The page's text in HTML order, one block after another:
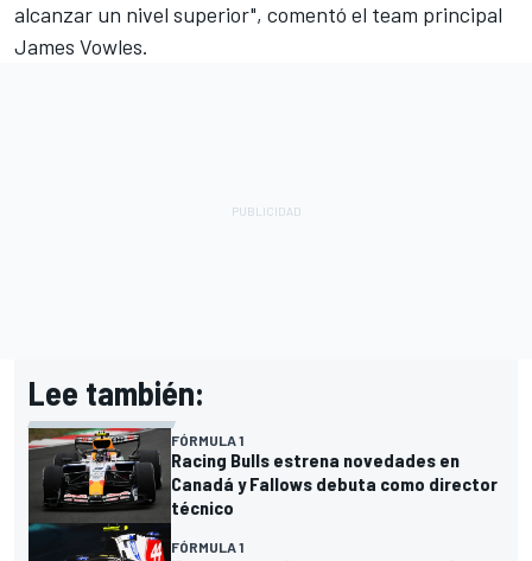
alcanzar un nivel superior", comentó el team principal
James Vowles.
Lee también:
FÓRMULA 1
Racing Bulls estrena novedades en
Canadá y Fallows debuta como director
técnico
FÓRMULA 1